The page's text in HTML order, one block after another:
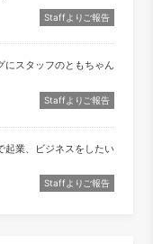
Staffよりご報告
にスタッフのともちゃん
Staffよりご報告
起業、ビジネスをしたい
Staffよりご報告